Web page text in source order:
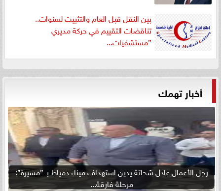
بين النقل قبل العام والتثبيت لسنوات..
تناقضات التقييم في حركة مديري
”مستشفيات...
أخبار تهمك
رجل الأعمال عادل شحاتة يدين استهداف ميناء دمياط بـ ”مسيرة”:
مرحلة فارقة...